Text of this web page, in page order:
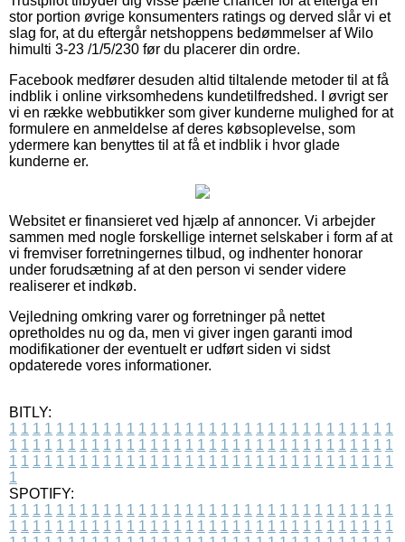
stor portion øvrige konsumenters ratings og derved slår vi et
slag for, at du eftergår netshoppens bedømmelser af Wilo
himulti 3-23 /1/5/230 før du placerer din ordre.
Facebook medfører desuden altid tiltalende metoder til at få
indblik i online virksomhedens kundetilfredshed. I øvrigt ser
vi en række webbutikker som giver kunderne mulighed for at
formulere en anmeldelse af deres købsoplevelse, som
ydermere kan benyttes til at få et indblik i hvor glade
kunderne er.
Websitet er finansieret ved hjælp af annoncer. Vi arbejder
sammen med nogle forskellige internet selskaber i form af at
vi fremviser forretningernes tilbud, og indhenter honorar
under forudsætning af at den person vi sender videre
realiserer et indkøb.
Vejledning omkring varer og forretninger på nettet
opretholdes nu og da, men vi giver ingen garanti imod
modifikationer der eventuelt er udført siden vi sidst
opdaterede vores informationer.
BITLY:
1 1 1 1 1 1 1 1 1 1 1 1 1 1 1 1 1 1 1 1 1 1 1 1 1 1 1 1 1 1 1 1 1
1 1 1 1 1 1 1 1 1 1 1 1 1 1 1 1 1 1 1 1 1 1 1 1 1 1 1 1 1 1 1 1 1
1 1 1 1 1 1 1 1 1 1 1 1 1 1 1 1 1 1 1 1 1 1 1 1 1 1 1 1 1 1 1 1 1
1
SPOTIFY:
1 1 1 1 1 1 1 1 1 1 1 1 1 1 1 1 1 1 1 1 1 1 1 1 1 1 1 1 1 1 1 1 1
1 1 1 1 1 1 1 1 1 1 1 1 1 1 1 1 1 1 1 1 1 1 1 1 1 1 1 1 1 1 1 1 1